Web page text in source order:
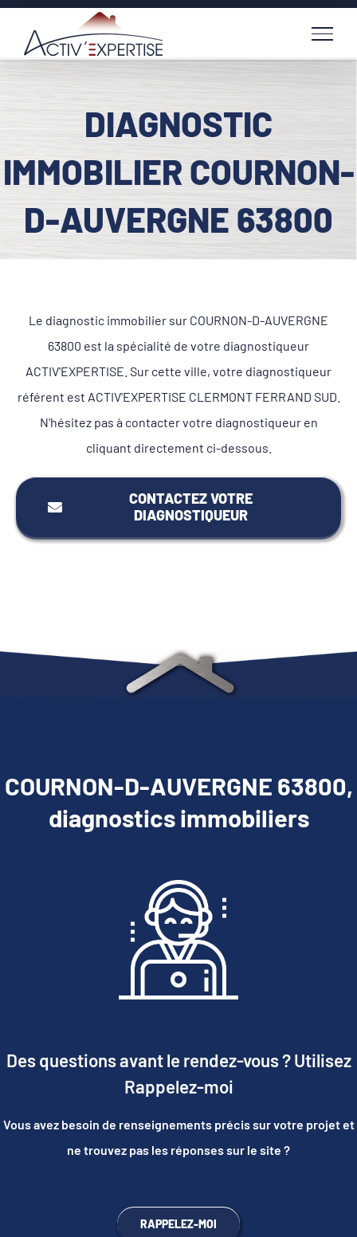
Passer
contenu
DIAGNOSTIC
IMMOBILIER COURNON-
D-AUVERGNE 63800
Le diagnostic immobilier sur COURNON-D-AUVERGNE
63800 est la spécialité de votre diagnostiqueur
ACTIV'EXPERTISE. Sur cette ville, votre diagnostiqueur
référent est ACTIV'EXPERTISE CLERMONT FERRAND SUD.
N'hésitez pas à contacter votre diagnostiqueur en
cliquant directement ci-dessous.
CONTACTEZ VOTRE
DIAGNOSTIQUEUR
COURNON-D-AUVERGNE 63800,
diagnostics immobiliers
Des questions avant le rendez-vous ? Utilisez
Rappelez-moi
Vous avez besoin de renseignements précis sur votre projet et
ne trouvez pas les réponses sur le site ?
RAPPELEZ-MOI